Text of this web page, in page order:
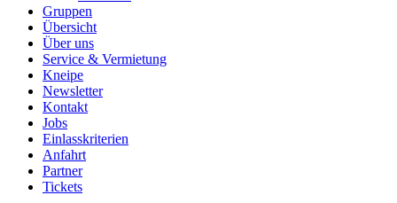
Gruppen
Übersicht
Über uns
Service & Vermietung
Kneipe
Newsletter
Kontakt
Jobs
Einlasskriterien
Anfahrt
Partner
Tickets